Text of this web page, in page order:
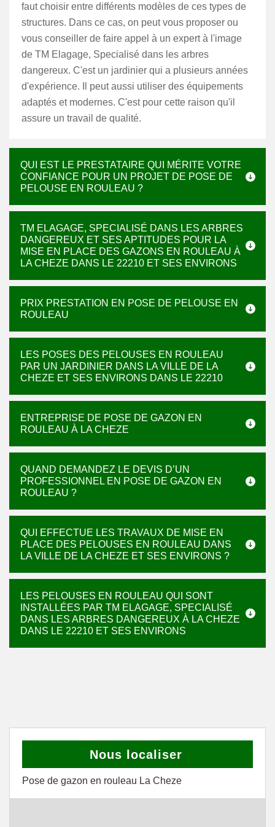
faut choisir entre différents modèles de ces types de
structures. Dans ce cas, on peut vous proposer ou
vous conseiller de faire appel à un expert à l'image
de TM Elagage, Specialisé dans les arbres
dangereux. C'est un jardinier qui a plusieurs années
d'expérience. Il peut aussi utiliser des équipements
adaptés et modernes. C'est pour cette raison qu'il
assure un travail de qualité.
QUI EST LE PRESTATAIRE QUI MÉRITE VOTRE
CONFIANCE POUR UN PROJET DE POSE DE
PELOUSE EN ROULEAU ?
TM ELAGAGE, SPECIALISÉ DANS LES ARBRES
DANGEREUX ET SES APTITUDES POUR LA
MISE EN PLACE DES GAZONS EN ROULEAU À
LA CHEZE DANS LE 22210 ET SES ENVIRONS
PRIX PRESTATION EN POSE DE PELOUSE EN
ROULEAU
LES POSES DES PELOUSES EN ROULEAU
PAR UN JARDINIER DANS LA VILLE DE LA
CHEZE ET SES ENVIRONS DANS LE 22210
ENTREPRISE DE POSE DE GAZON EN
ROULEAU À LA CHEZE
QUAND DEMANDEZ LE DEVIS D’UN
PROFESSIONNEL EN POSE DE GAZON EN
ROULEAU ?
QUI EFFECTUE LES TRAVAUX DE MISE EN
PLACE DES PELOUSES EN ROULEAU DANS
LA VILLE DE LA CHEZE ET SES ENVIRONS ?
LES PELOUSES EN ROULEAU QUI SONT
INSTALLÉES PAR TM ELAGAGE, SPECIALISÉ
DANS LES ARBRES DANGEREUX À LA CHEZE
DANS LE 22210 ET SES ENVIRONS
Nous localiser
Pose de gazon en rouleau La Cheze